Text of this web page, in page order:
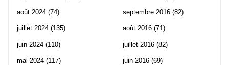
août 2024 (74)
juillet 2024 (135)
juin 2024 (110)
mai 2024 (117)
septembre 2016 (82)
août 2016 (71)
juillet 2016 (82)
juin 2016 (69)